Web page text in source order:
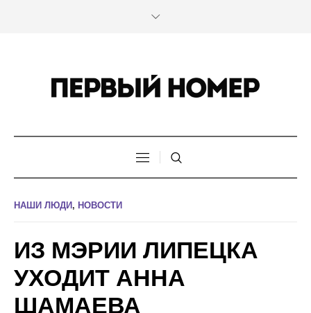
НАШИ ЛЮДИ , НОВОСТИ
ИЗ МЭРИИ ЛИПЕЦКА
УХОДИТ АННА
ШАМАЕВА